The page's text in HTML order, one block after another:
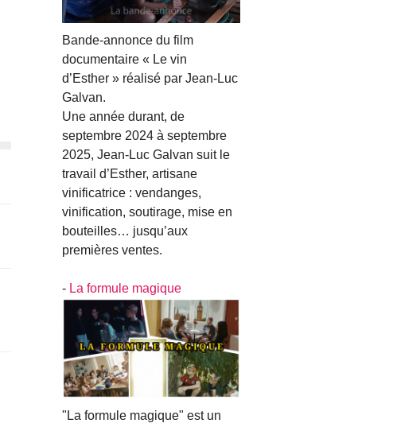
Bande-annonce du film
documentaire « Le vin
d’Esther » réalisé par Jean-Luc
Galvan.
Une année durant, de
septembre 2024 à septembre
2025, Jean-Luc Galvan suit le
travail d’Esther, artisane
vinificatrice : vendanges,
vinification, soutirage, mise en
bouteilles… jusqu’aux
premières ventes.
- La formule magique
"La formule magique" est un